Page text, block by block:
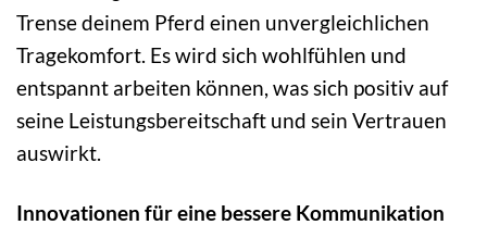
Trense deinem Pferd einen unvergleichlichen
Tragekomfort. Es wird sich wohlfühlen und
entspannt arbeiten können, was sich positiv auf
seine Leistungsbereitschaft und sein Vertrauen
auswirkt.
Innovationen für eine bessere Kommunikation